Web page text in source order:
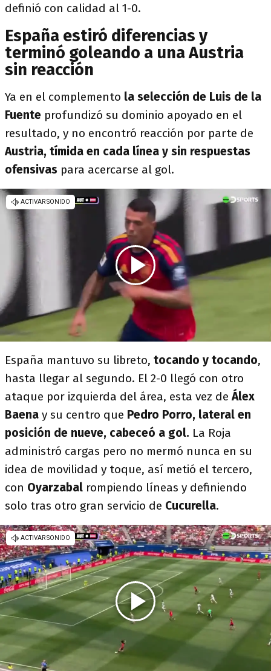
definió con calidad al 1-0.
España estiró diferencias y
terminó goleando a una Austria
sin reacción
Ya en el complemento la selección de Luis de la
Fuente profundizó su dominio apoyado en el
resultado, y no encontró reacción por parte de
Austria, tímida en cada línea y sin respuestas
ofensivas para acercarse al gol.
España mantuvo su libreto, tocando y tocando,
hasta llegar al segundo. El 2-0 llegó con otro
ataque por izquierda del área, esta vez deÁlex
Baena y su centro que Pedro Porro, lateral en
posición de nueve, cabeceó a gol. La Roja
administró cargas pero no mermó nunca en su
idea de movilidad y toque, así metió el tercero,
con Oyarzabal rompiendo líneas y definiendo
solo tras otro gran servicio de Cucurella.